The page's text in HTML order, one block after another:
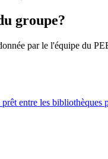
groupe?
par le l'équipe du
entre les bibliothèques